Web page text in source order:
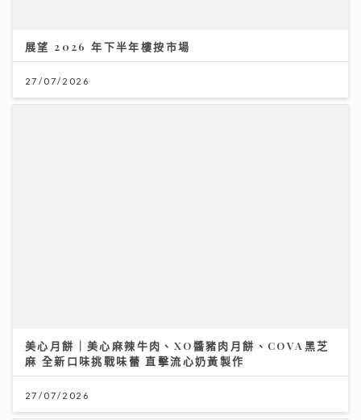
美心月餅｜美心麻辣牛肉、XO醬豬肉月餅、COVA黑芝
麻 全新口味挑戰味蕾 直擊流心奶黃製作
27/07/2026